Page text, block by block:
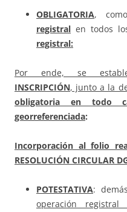
OBLIGATORIA,
registral en todos
registral:
Por ende, se
INSCRIPCIÓN, junto a la
obligatoria en todo
georreferenciada:
Incorporación al folio
RESOLUCIÓN CIRCULAR
POTESTATIVA:
operación registral